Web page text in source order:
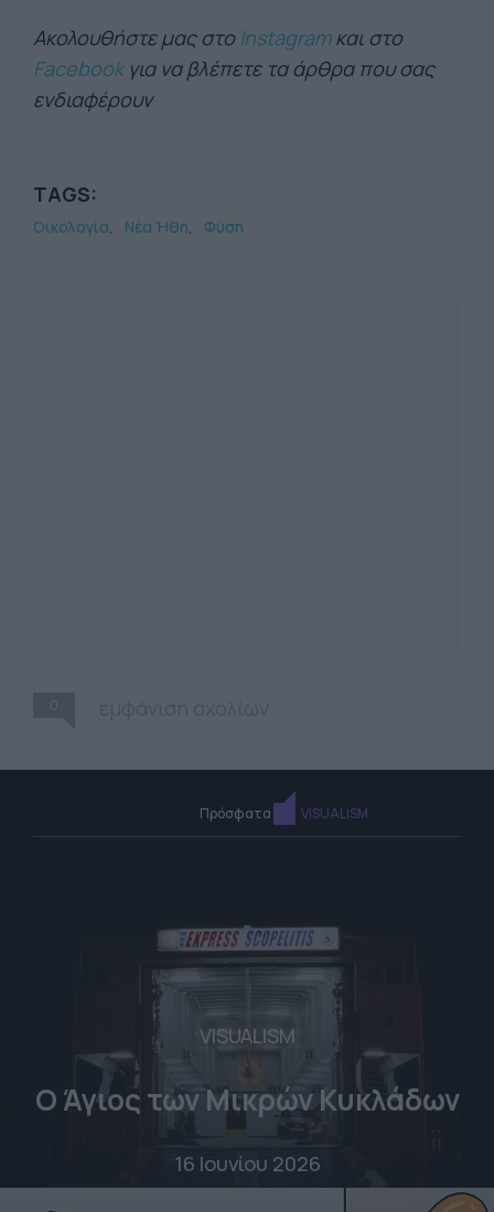
Ακολουθήστε μας στο Instagramκαι στο
Facebookγια να βλέπετε τα άρθρα που σας
ενδιαφέρουν
TAGS:
Οικολογία Νέα Ήθη Φύση
Πρόσφατα VISUALISM
VISUALISM
Ο Άγιος των Μικρών Κυκλάδων
16 Ιουνίου 2026